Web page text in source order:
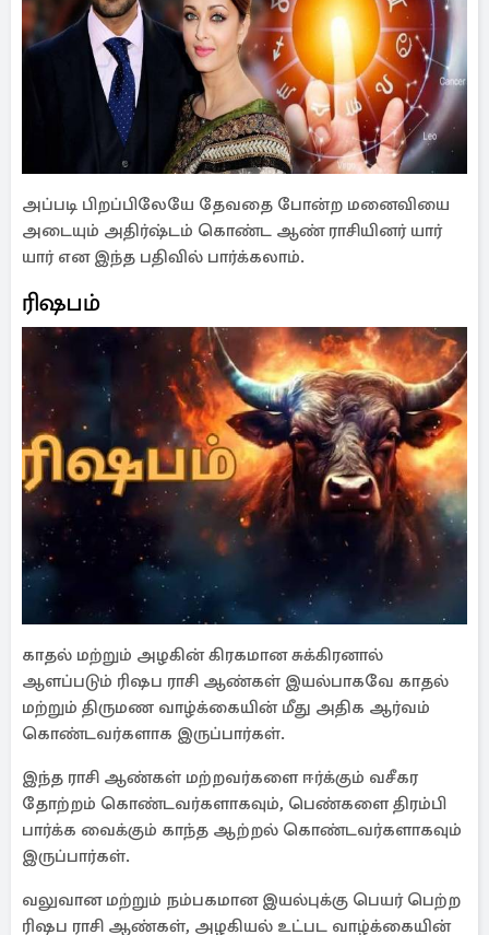
அப்படி பிறப்பிலேயே தேவதை போன்ற மனைவியை
அடையும் அதிர்ஷ்டம் கொண்ட ஆண் ராசியினர் யார்
யார் என இந்த பதிவில் பார்க்கலாம்.
ரிஷபம்
காதல் மற்றும் அழகின் கிரகமான சுக்கிரனால்
ஆளப்படும் ரிஷப ராசி ஆண்கள் இயல்பாகவே காதல்
மற்றும் திருமண வாழ்க்கையின் மீது அதிக ஆர்வம்
கொண்டவர்களாக இருப்பார்கள்.
இந்த ராசி ஆண்கள் மற்றவர்களை ஈர்க்கும் வசீகர
தோற்றம் கொண்டவர்களாகவும், பெண்களை திரம்பி
பார்க்க வைக்கும் காந்த ஆற்றல் கொண்டவர்களாகவும்
இருப்பார்கள்.
வலுவான மற்றும் நம்பகமான இயல்புக்கு பெயர் பெற்ற
ரிஷப ராசி ஆண்கள், அழகியல் உட்பட வாழ்க்கையின்